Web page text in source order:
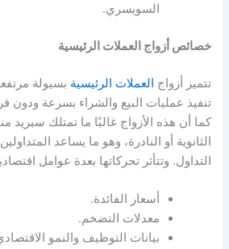
السويسري.
خصائص أزواج العملات الرئيسية
تتميز أزواج العملات الرئيسيةبسيولة
تنفيذ عمليات البيع والشراء بسرعة ودون
كما أن هذه الأزواج غالبًا ما تمتلك سبريد
الثانوية أو النادرة، وهو ما يساعد
التداول. وتتأثر تحركاتها بعدة عوامل
أسعار الفائدة.
معدلات التضخم.
بيانات التوظيف والنمو